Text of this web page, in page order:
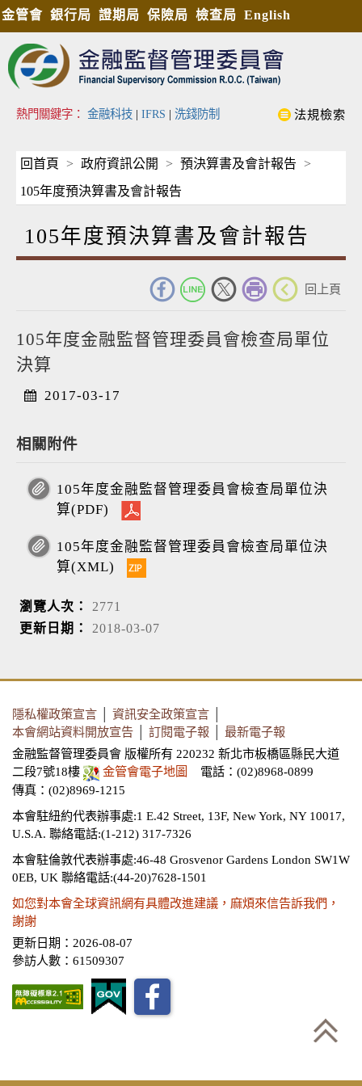
金管會 銀行局 證期局 保險局 檢查局 English
熱門關鍵字： 金融科技 | IFRS | 洗錢防制 法規檢索
回首頁 政府資訊公開
預決算書及會計報告
105年度預決算書及會計報告
105年度預決算書及會計報告
回上頁
105年度金融監督管理委員會檢查局單位
決算
2017-03-17
相關附件
105年度金融監督管理委員會檢查局單位決
算(PDF)
105年度金融監督管理委員會檢查局單位決
算(XML)
瀏覽人次： 2771
更新日期： 2018-03-07
隱私權政策宣言 資訊安全政策宣言
本會網站資料開放宣告
訂閱電子報
最新電子報
金融監督管理委員會 版權所有 220232 新北市板橋區縣民大道
二段7號18樓
金管會電子地圖
電話：(02)8968-0899
傳真：(02)8969-1215
本會駐紐約代表辦事處:1 E.42 Street, 13F, New York, NY 10017,
U.S.A. 聯絡電話:(1-212) 317-7326
本會駐倫敦代表辦事處:46-48 Grosvenor Gardens London SW1W
0EB, UK 聯絡電話:(44-20)7628-1501
如您對本會全球資訊網有具體改進建議，麻煩來信告訴我們，
謝謝
更新日期：2026-08-07
參訪人數：61509307